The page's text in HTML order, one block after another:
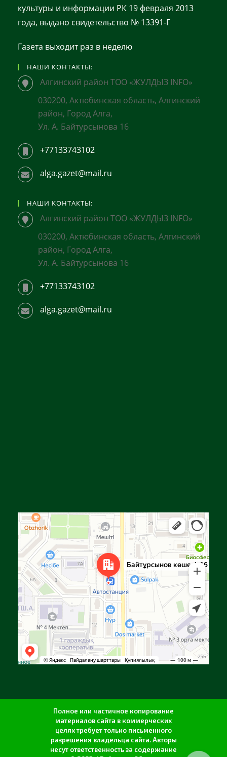
культуры и информации РК 19 февраля 2013
года, выдано свидетельство № 13391-Г
Газета выходит раз в неделю
НАШИ КОНТАКТЫ:
Алгинский район ТОО «ЖУЛДЫЗ INFO»
030200, Актюбинская область, Алгинский
район, Город Алга,
Ул. А. Байтурсынова 16
+77133743102
alga.gazet@mail.ru
НАШИ КОНТАКТЫ:
Алгинский район ТОО «ЖУЛДЫЗ INFO»
030200, Актюбинская область, Алгинский
район, Город Алга,
Ул. А. Байтурсынова 16
+77133743102
alga.gazet@mail.ru
Улица Байтурсынова, 16 — Яндекс Карты
Полное или частичное копирование
материалов сайта в коммерческих
целях требует только письменного
разрешения владельца сайта. Авторы
несут ответственность за содержание